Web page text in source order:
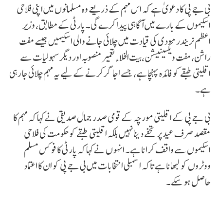
بی جے پی کا دعویٰ ہے کہ اس مہم کے ذریعے وہ مسلمانوں میں اپنی فلاحی
اسکیموں کے بارے میں آگاہی پیدا کرے گی۔ پارٹی کے مطابق، وزیر
اعظم نریندر مودی کی قیادت میں چلائی جانے والی اسکیمیں جیسے مفت
راشن، مفت ویکسینیشن، بیت الخلاء تعمیر منصوبہ اور دیگر سہولیات سے
اقلیتی طبقے کو فائدہ پہنچا ہے، جسے اجاگر کرنے کے لیے یہ مہم چلائی جا رہی
ہے۔
بی جے پی کے اقلیتی مورچہ کے قومی صدر جمال صدیقی نے کہا کہ مہم کا
مقصد صرف عید پر تحفے دینا نہیں بلکہ اقلیتی طبقے کو حکومت کی فلاحی
اسکیموں سے واقف کرانا ہے۔ انہوں نے کہا کہ پارٹی کا فوکس مسلم
ووٹروں کو لبھانا ہے تاکہ اسمبلی انتخابات میں بی جے پی کو ان کا اعتماد
حاصل ہو سکے۔